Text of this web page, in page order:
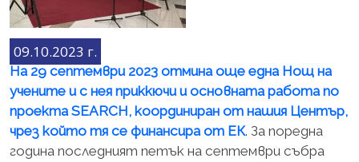
09.10.2023 г.
На 29 септември 2023 отмина още една Нощ на
учените и с нея приккючи и основната работа по
проекта SEARCH, координиран от нашия Център,
чрез който тя се финансира от ЕК. За поредна
година последният петък на септември събра